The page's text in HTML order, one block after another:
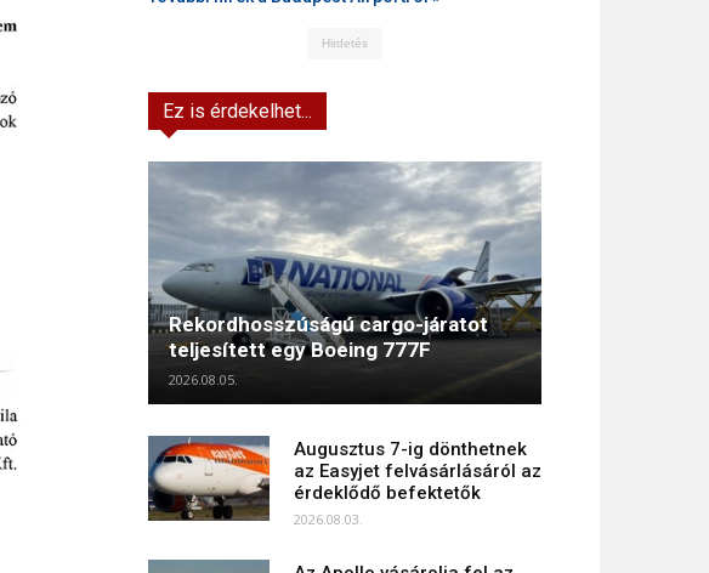
Hirdetés
Ez is érdekelhet...
Rekordhosszúságú cargo-járatot
teljesített egy Boeing 777F
2026.08.05.
Augusztus 7-ig dönthetnek
az Easyjet felvásárlásáról az
érdeklődő befektetők
2026.08.03.